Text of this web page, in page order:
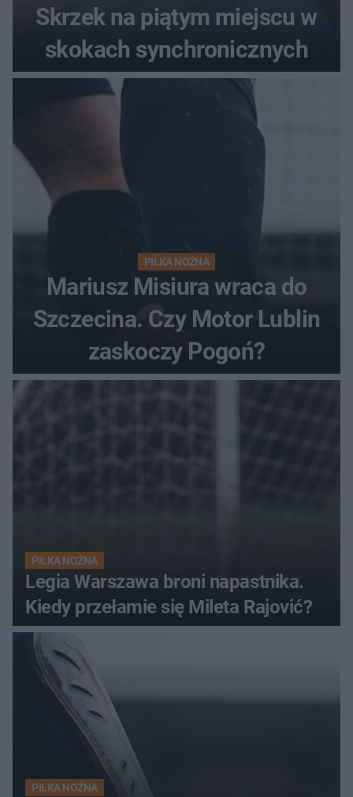
Skrzek na piątym miejscu w
skokach synchronicznych
PIŁKA NOŻNA
Mariusz Misiura wraca do
Szczecina. Czy Motor Lublin
zaskoczy Pogoń?
PIŁKA NOŻNA
Legia Warszawa broni napastnika.
Kiedy przełamie się Mileta Rajović?
PIŁKA NOŻNA